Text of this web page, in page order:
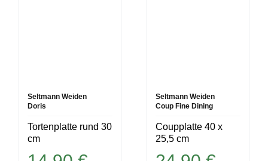
Seltmann Weiden
Doris
Tortenplatte rund 30
cm
Seltmann Weiden
Coup Fine Dining
Coupplatte 40 x
25,5 cm